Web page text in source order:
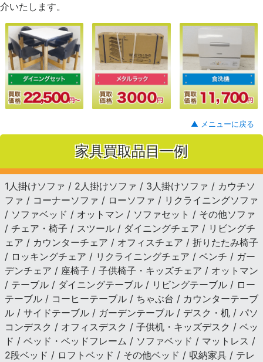
介いたします。
▲ メニューに戻る
家具買取品目一例
1人掛けソファ / 2人掛けソファ / 3人掛けソファ / カウチソ
ファ / コーナーソファ / ローソファ / リクライニングソファ
/ ソファベッド / オットマン / ソファセット / その他ソファ
/ チェア・椅子 / スツール / ダイニングチェア / リビングチ
ェア / カウンターチェア / オフィスチェア / 折りたたみ椅子
/ ロッキングチェア / リクライニングチェア / ベンチ / ガー
デンチェア / 座椅子 / 子供椅子・キッズチェア / オットマン
/ テーブル / ダイニングテーブル / リビングテーブル / ロー
テーブル / コーヒーテーブル / ちゃぶ台 / カウンターテーブ
ル / サイドテーブル / ガーデンテーブル / デスク・机 / パソ
コンデスク / オフィスデスク / 子供机・キッズデスク / ベッ
ド / ベッド・ベッドフレーム / ソファベッド / マットレス /
2段ベッド / ロフトベッド / その他ベッド / 収納家具 / テレ